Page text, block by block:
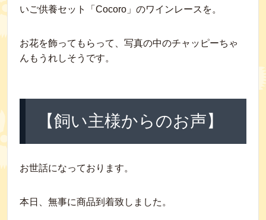
いご供養セット「Cocoro」のワインレースを。
お花を飾ってもらって、写真の中のチャッピーちゃ
んもうれしそうです。
【飼い主様からのお声】
お世話になっております。
本日、無事に商品到着致しました。